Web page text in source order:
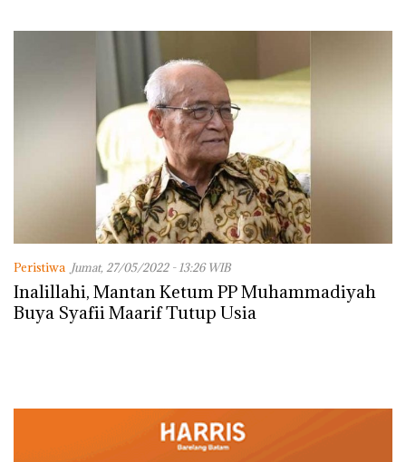
Peristiwa Jumat, 27/05/2022 - 13:26 WIB
Inalillahi, Mantan Ketum PP Muhammadiyah
Buya Syafii Maarif Tutup Usia